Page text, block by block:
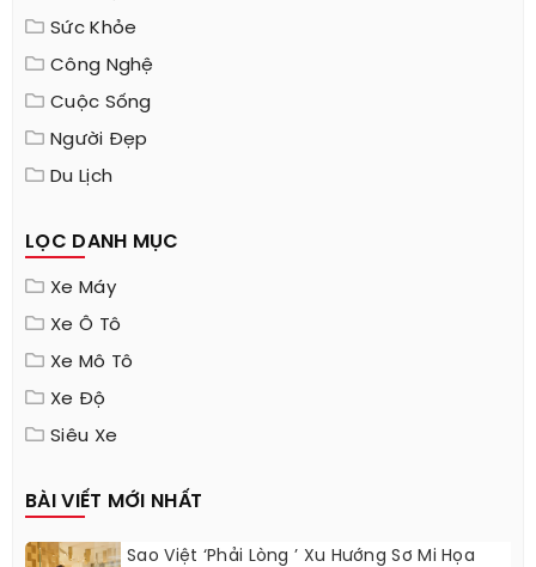
Sức Khỏe
Công Nghệ
Cuộc Sống
Người Đẹp
Du Lịch
LỌC DANH MỤC
Xe Máy
Xe Ô Tô
Xe Mô Tô
Xe Độ
Siêu Xe
BÀI VIẾT MỚI NHẤT
Sao Việt ‘phải Lòng ’ Xu Hướng Sơ Mi Họa